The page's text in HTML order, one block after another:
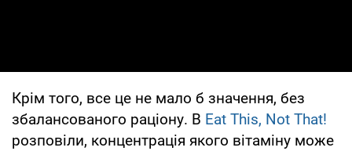
Крім того, все це не мало б значення, без
збалансованого раціону. В Eat This, Not That!
розповіли, концентрація якого вітаміну може